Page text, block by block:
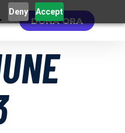
Deny Accept
DONA ORA